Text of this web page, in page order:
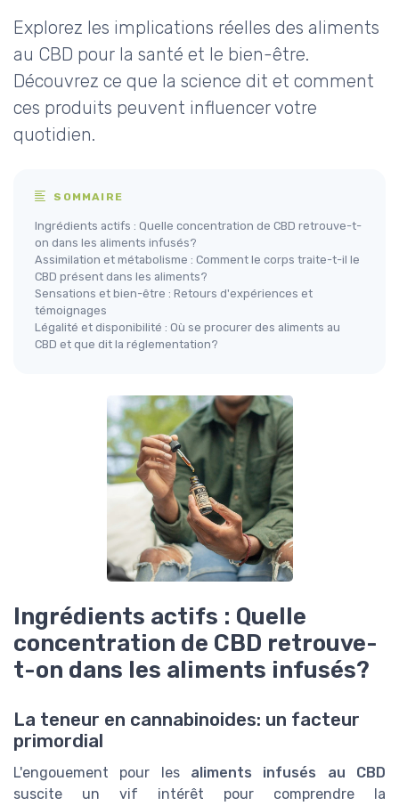
Explorez les implications réelles des aliments
au CBD pour la santé et le bien-être.
Découvrez ce que la science dit et comment
ces produits peuvent influencer votre
quotidien.
SOMMAIRE
Ingrédients actifs : Quelle concentration de CBD retrouve-t-
on dans les aliments infusés?
Assimilation et métabolisme : Comment le corps traite-t-il le
CBD présent dans les aliments?
Sensations et bien-être : Retours d'expériences et
témoignages
Légalité et disponibilité : Où se procurer des aliments au
CBD et que dit la réglementation?
Ingrédients actifs : Quelle
concentration de CBD retrouve-
t-on dans les aliments infusés?
La teneur en cannabinoides: un facteur
primordial
L'engouement pour les aliments infusés au CBD
suscite un vif intérêt pour comprendre la